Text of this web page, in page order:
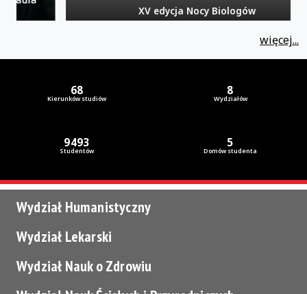
XV edycja Nocy Biologów
więcej...
68
Kierunków studiów
8
Wydziałów
9493
Studentów
5
Domów studenta
Wydział Humanistyczny
Wydział Lekarski
Wydział Nauk o Zdrowiu